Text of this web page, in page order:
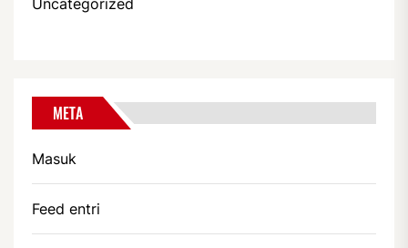
META
Masuk
Feed entri